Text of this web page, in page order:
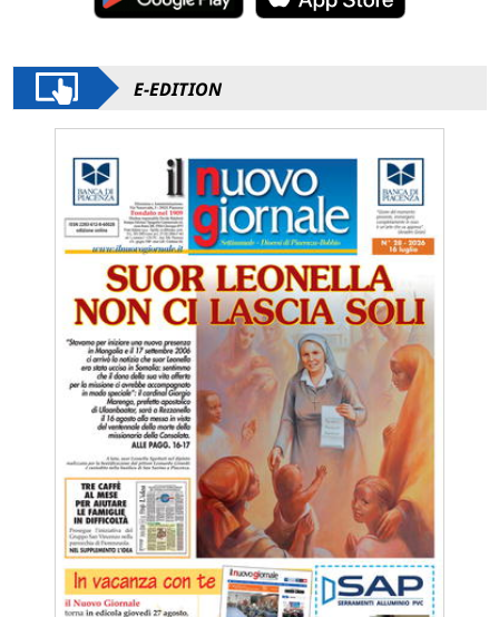
E-EDITION